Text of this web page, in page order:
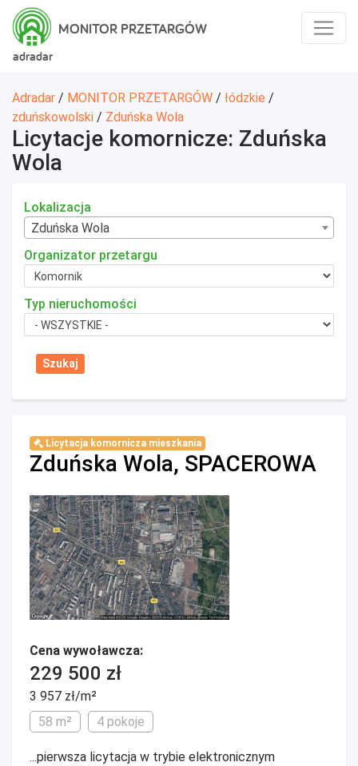
adradar
MONITOR PRZETARGÓW
Adradar / MONITOR PRZETARGÓW / łódzkie /
zduńskowolski / Zduńska Wola
Licytacje komornicze: Zduńska
Wola
Lokalizacja
Zduńska Wola
Organizator przetargu
Typ nieruchomości
Licytacja komornicza mieszkania
Zduńska Wola, SPACEROWA
Cena wywoławcza:
229 500 zł
3 957 zł/m²
58 m²
4 pokoje
...pierwsza licytacja w trybie elektronicznym